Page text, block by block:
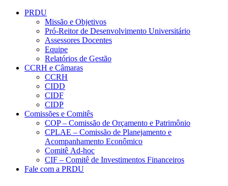
Conteúdo principal
PRDU
Missão e Objetivos
Pró-Reitor de Desenvolvimento Universitário
Assessores Docentes
Equipe
Relatórios de Gestão
CCRH e Câmaras
CCRH
CIDD
CIDF
CIDP
Comissões e Comitês
COP – Comissão de Orçamento e Patrimônio
CPLAE – Comissão de Planejamento e
Acompanhamento Econômico
Comitê Ad-hoc
CIF – Comitê de Investimentos Financeiros
Fale com a PRDU